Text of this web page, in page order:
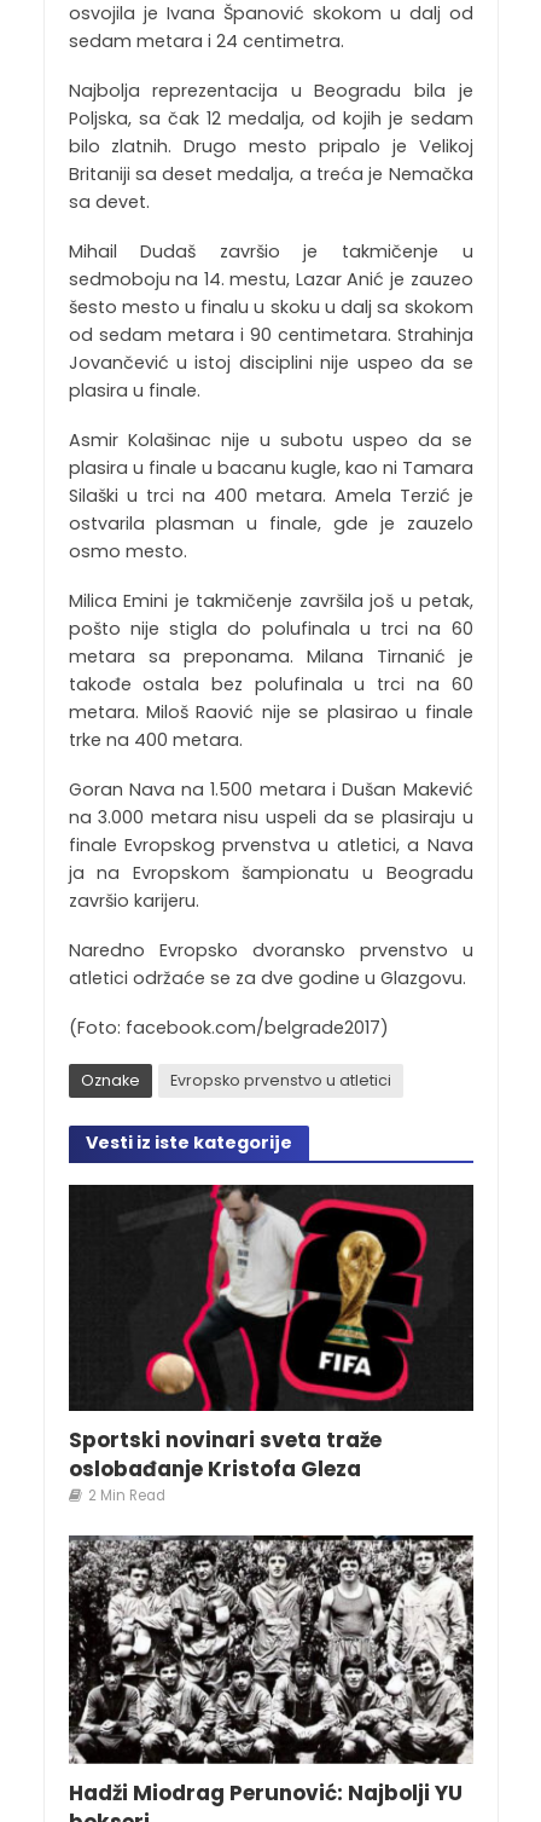
osvojila je Ivana Španović skokom u dalj od
sedam metara i 24 centimetra.
Najbolja reprezentacija u Beogradu bila je
Poljska, sa čak 12 medalja, od kojih je sedam
bilo zlatnih. Drugo mesto pripalo je Velikoj
Britaniji sa deset medalja, a treća je Nemačka
sa devet.
Mihail Dudaš završio je takmičenje u
sedmoboju na 14. mestu, Lazar Anić je zauzeo
šesto mesto u finalu u skoku u dalj sa skokom
od sedam metara i 90 centimetara. Strahinja
Jovančević u istoj disciplini nije uspeo da se
plasira u finale.
Asmir Kolašinac nije u subotu uspeo da se
plasira u finale u bacanu kugle, kao ni Tamara
Silaški u trci na 400 metara. Amela Terzić je
ostvarila plasman u finale, gde je zauzelo
osmo mesto.
Milica Emini je takmičenje završila još u petak,
pošto nije stigla do polufinala u trci na 60
metara sa preponama. Milana Tirnanić je
takođe ostala bez polufinala u trci na 60
metara. Miloš Raović nije se plasirao u finale
trke na 400 metara.
Goran Nava na 1.500 metara i Dušan Makević
na 3.000 metara nisu uspeli da se plasiraju u
finale Evropskog prvenstva u atletici, a Nava
ja na Evropskom šampionatu u Beogradu
završio karijeru.
Naredno Evropsko dvoransko prvenstvo u
atletici održaće se za dve godine u Glazgovu.
(Foto: facebook.com/belgrade2017)
Oznake Evropsko prvenstvo u atletici
Vesti iz iste kategorije
Sportski novinari sveta traže
oslobađanje Kristofa Gleza
2 Min Read
Hadži Miodrag Perunović: Najbolji YU